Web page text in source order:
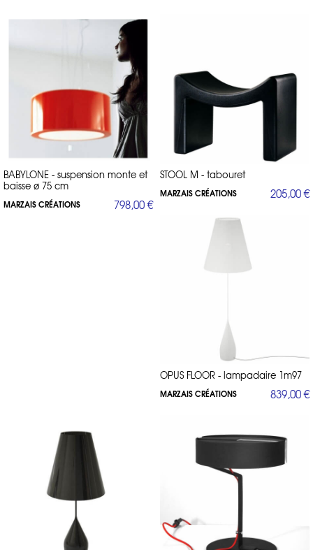
BABYLONE - suspension monte et
baisse ø 75 cm
MARZAIS CRÉATIONS 798,00 €
STOOL M - tabouret
MARZAIS CRÉATIONS 205,00 €
OPUS FLOOR - lampadaire 1m97
MARZAIS CRÉATIONS 839,00 €